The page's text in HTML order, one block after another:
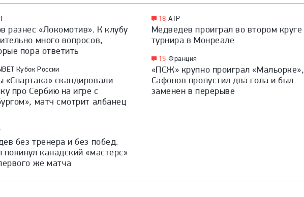
разнес «Локомотив». К клубу
много вопросов,
пора ответить
Кубок России
«Спартака» скандировали
про Сербию на игре с
матч смотрит албанец
без тренера и без побед.
покинул канадский «мастерс»
же матча
18 ATP
Медведев проиграл во втором круге
турнира в Монреале
15 Франция
«ПСЖ» крупно проиграл «Мальорке»,
Сафонов пропустил два гола и был
заменен в перерыве